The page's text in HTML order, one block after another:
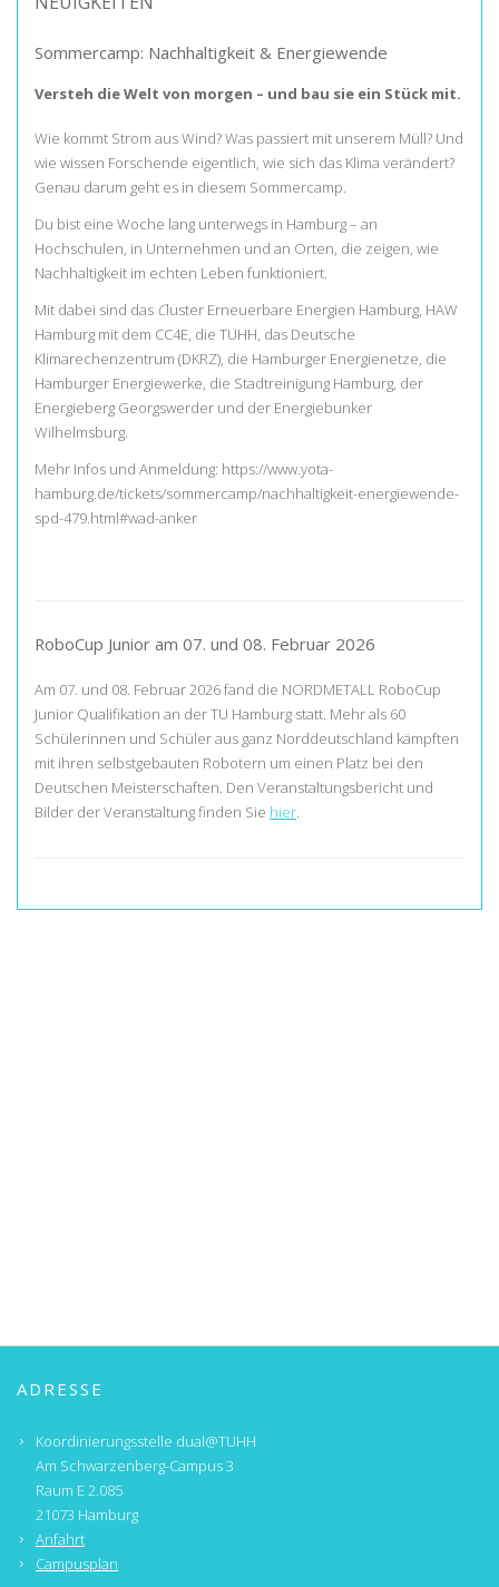
Sommercamp: Nachhaltigkeit & Energiewende
Versteh die Welt von morgen – und bau sie ein Stück mit.
Wie kommt Strom aus Wind? Was passiert mit unserem Müll? Und
wie wissen Forschende eigentlich, wie sich das Klima verändert?
Genau darum geht es in diesem Sommercamp.
Du bist eine Woche lang unterwegs in Hamburg – an
Hochschulen, in Unternehmen und an Orten, die zeigen, wie
Nachhaltigkeit im echten Leben funktioniert.
Mit dabei sind das Cluster Erneuerbare Energien Hamburg, HAW
Hamburg mit dem CC4E, die TUHH, das Deutsche
Klimarechenzentrum (DKRZ), die Hamburger Energienetze, die
Hamburger Energiewerke, die Stadtreinigung Hamburg, der
Energieberg Georgswerder und der Energiebunker
Wilhelmsburg.
Mehr Infos und Anmeldung: https://www.yota-
hamburg.de/tickets/sommercamp/nachhaltigkeit-energiewende-
spd-479.html#wad-anker
RoboCup Junior am 07. und 08. Februar 2026
Am 07. und 08. Februar 2026 fand die NORDMETALL RoboCup
Junior Qualifikation an der TU Hamburg statt. Mehr als 60
Schülerinnen und Schüler aus ganz Norddeutschland kämpften
mit ihren selbstgebauten Robotern um einen Platz bei den
Deutschen Meisterschaften. Den Veranstaltungsbericht und
Bilder der Veranstaltung finden Sie hier.
ADRESSE
Koordinierungsstelle dual@TUHH
Am Schwarzenberg-Campus 3
Raum E 2.085
21073 Hamburg
Anfahrt
Campusplan